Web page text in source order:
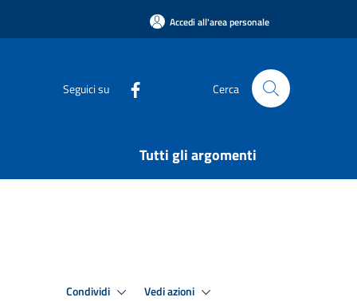
Accedi all'area personale
Seguici su Cerca
Tutti gli argomenti
Condividi Vedi azioni